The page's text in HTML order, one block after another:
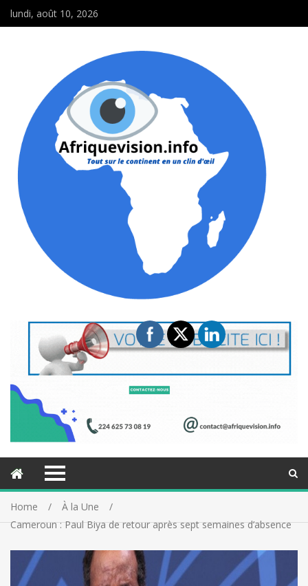
lundi, août 10, 2026
Home
À la Une
Cameroun : Paul Biya de retour après sept semaines d’absence